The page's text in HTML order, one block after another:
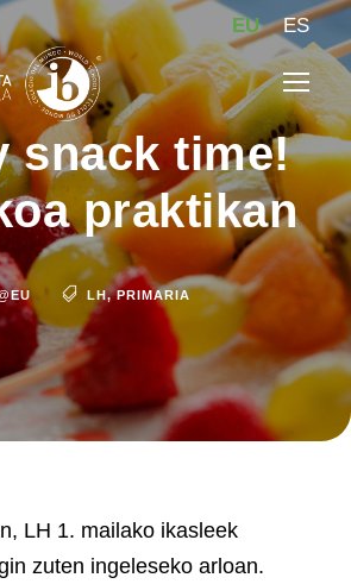
EU ES
snack time!
praktikan
LH, PRIMARIA
LH 1. mailako ikasleek
zuten ingeleseko arloan.